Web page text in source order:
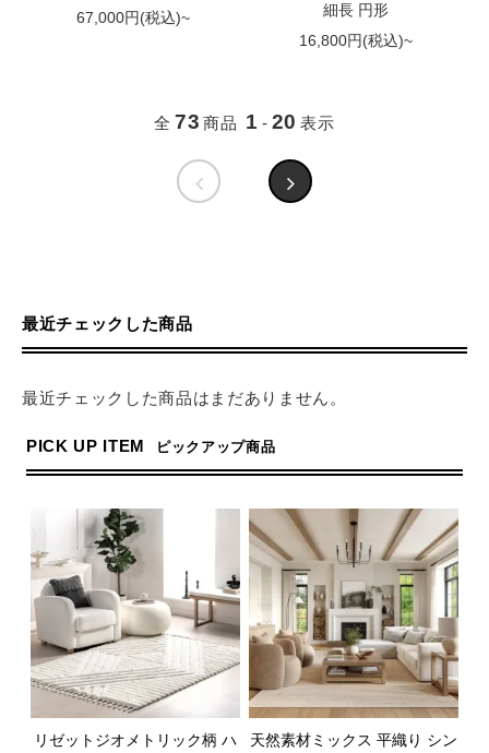
67,000円(税込)~
細長 円形
16,800円(税込)~
全 73 商品 1 - 20 表示
最近チェックした商品
最近チェックした商品はまだありません。
PICK UP ITEM ピックアップ商品
リゼットジオメトリック柄 ハ
天然素材ミックス 平織り シン